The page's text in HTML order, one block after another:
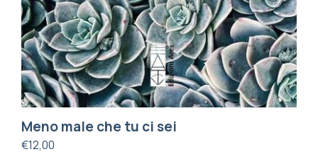
Meno male che tu ci sei
€12,00